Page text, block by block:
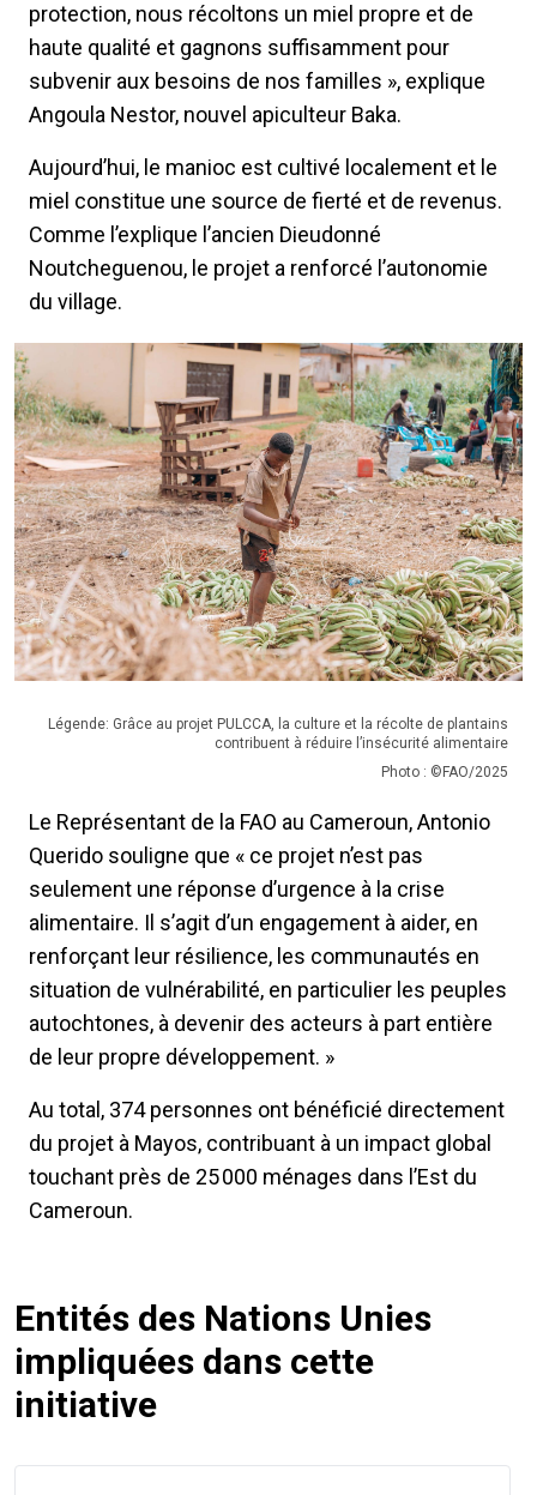
protection, nous récoltons un miel propre et de
haute qualité et gagnons suffisamment pour
subvenir aux besoins de nos familles », explique
Angoula Nestor, nouvel apiculteur Baka.
Aujourd’hui, le manioc est cultivé localement et le
miel constitue une source de fierté et de revenus.
Comme l’explique l’ancien Dieudonné
Noutcheguenou, le projet a renforcé l’autonomie
du village.
Légende: Grâce au projet PULCCA, la culture et la récolte de plantains
contribuent à réduire l’insécurité alimentaire
Photo : ©FAO/2025
Le Représentant de la FAO au Cameroun, Antonio
Querido souligne que « ce projet n’est pas
seulement une réponse d’urgence à la crise
alimentaire. Il s’agit d’un engagement à aider, en
renforçant leur résilience, les communautés en
situation de vulnérabilité, en particulier les peuples
autochtones, à devenir des acteurs à part entière
de leur propre développement. »
Au total, 374 personnes ont bénéficié directement
du projet à Mayos, contribuant à un impact global
touchant près de 25 000 ménages dans l’Est du
Cameroun.
Entités des Nations Unies
impliquées dans cette
initiative